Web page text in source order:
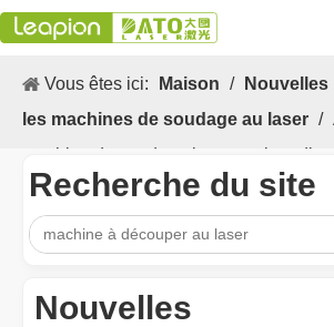
Vous êtes ici: Maison / Nouvelles
les machines de soudage au laser /
machine de soudage laser sur le
Recherche du site
Nouvelles
Les Application et les caractéristiques exceptionnelles des machines de marquage laser